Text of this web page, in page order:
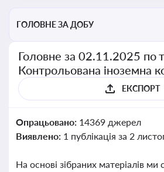
ГОЛОВНЕ ЗА ДОБУ
Головне за 02.11.2025 по
Контрольована іноземна
ЕКСПОРТ
Опрацьовано: 14369 джерел
Виявлено: 1 публікація за 2
На основі зібраних матеріалів